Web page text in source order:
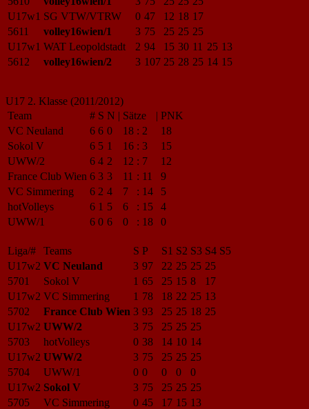
U17w1 SG VTW/VTRW 0 47 12 18 17
5611
volley16wien/1 3 75 25 25 25
U17w1 WAT Leopoldstadt 2 94 15 30 11 25 13
5612
volley16wien/2 3 107 25 28 25 14 15
U17 2. Klasse (2011/2012)
Team
# S N | Sätze | PNK
VC Neuland
6 6 0 18 : 2
18
Sokol V
6 5 1 16 : 3
15
UWW/2
6 4 2 12 : 7
12
France Club Wien 6 3 3 11 : 11
9
VC Simmering
6 2 4 7 : 14
5
hotVolleys
6 1 5 6 : 15
4
UWW/1
6 0 6 0 : 18 0
Liga/# Teams S P S1 S2 S3 S4 S5
U17w2 VC Neuland 3 97 22 25 25 25
5701
Sokol V 1 65 25 15 8
17
U17w2 VC Simmering 1 78 18 22 25 13
5702
France Club Wien 3 93 25 25 18 25
U17w2 UWW/2 3 75 25 25 25
5703
hotVolleys 0 38 14 10 14
U17w2 UWW/2 3 75 25 25 25
5704
UWW/1 0 0 0 0
0
U17w2 Sokol V 3 75 25 25 25
5705
VC Simmering 0 45 17 15 13